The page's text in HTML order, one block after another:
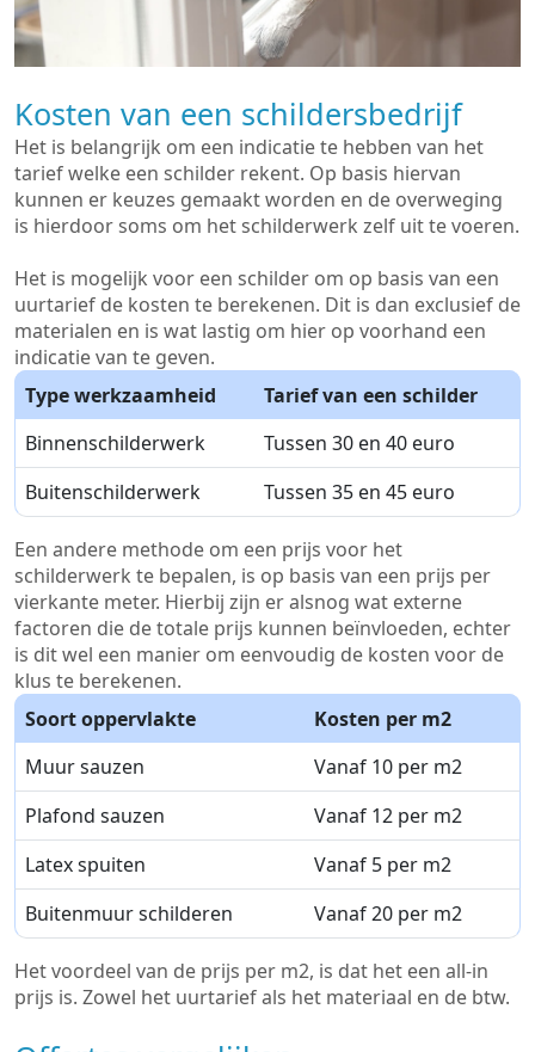
Kosten van een schildersbedrijf
Het is belangrijk om een indicatie te hebben van het
tarief welke een schilder rekent. Op basis hiervan
kunnen er keuzes gemaakt worden en de overweging
is hierdoor soms om het schilderwerk zelf uit te voeren.
Het is mogelijk voor een schilder om op basis van een
uurtarief de kosten te berekenen. Dit is dan exclusief de
materialen en is wat lastig om hier op voorhand een
indicatie van te geven.
Type werkzaamheid
Tarief van een schilder
Binnenschilderwerk
Tussen 30 en 40 euro
Buitenschilderwerk
Tussen 35 en 45 euro
Een andere methode om een prijs voor het
schilderwerk te bepalen, is op basis van een prijs per
vierkante meter. Hierbij zijn er alsnog wat externe
factoren die de totale prijs kunnen beïnvloeden, echter
is dit wel een manier om eenvoudig de kosten voor de
klus te berekenen.
Soort oppervlakte
Kosten per m2
Muur sauzen
Vanaf 10 per m2
Plafond sauzen
Vanaf 12 per m2
Latex spuiten
Vanaf 5 per m2
Buitenmuur schilderen
Vanaf 20 per m2
Het voordeel van de prijs per m2, is dat het een all-in
prijs is. Zowel het uurtarief als het materiaal en de btw.